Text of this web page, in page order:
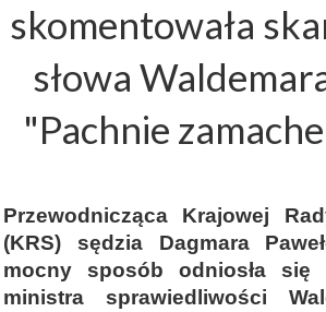
skomentowała
słowa
"Pachnie
Przewodnicząca Krajowej
(KRS) sędzia Dagmara
mocny sposób odniosła się
ministra sprawiedliwości